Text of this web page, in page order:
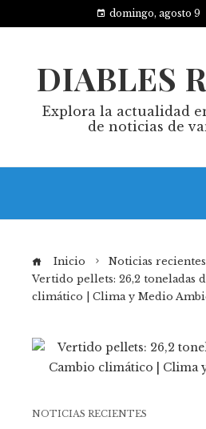
domingo, agosto 9
DIABLES
Explora la actualidad
de noticias de
Inicio
Noticias recientes
Vertido pellets: 26,2 toneladas
climático | Clima y Medio
NOTICIAS RECIENTES